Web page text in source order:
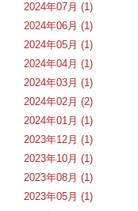
2024年07月 (1)
2024年06月 (1)
2024年05月 (1)
2024年04月 (1)
2024年03月 (1)
2024年02月 (2)
2024年01月 (1)
2023年12月 (1)
2023年10月 (1)
2023年08月 (1)
2023年05月 (1)